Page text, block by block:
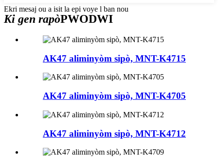
Ekri mesaj ou a isit la epi voye l ban nou
Ki gen rapòPWODWI
AK47 aliminyòm sipò, MNT-K4715
AK47 aliminyòm sipò, MNT-K4705
AK47 aliminyòm sipò, MNT-K4712